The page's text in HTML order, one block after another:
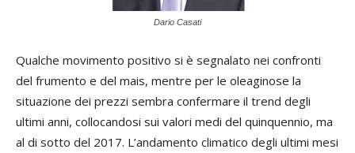
Dario Casati
Qualche movimento positivo si è segnalato nei confronti
del frumento e del mais, mentre per le oleaginose la
situazione dei prezzi sembra confermare il trend degli
ultimi anni, collocandosi sui valori medi del quinquennio, ma
al di sotto del 2017. L’andamento climatico degli ultimi mesi